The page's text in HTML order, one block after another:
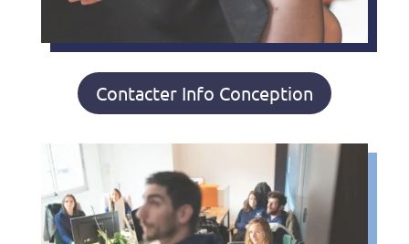
Contacter Info Conception